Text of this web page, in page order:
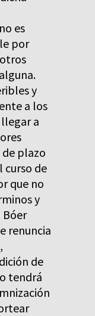
es
por
y
a los
a
de plazo
curso de
que no
y
Bóer
renuncia
de
tendrá